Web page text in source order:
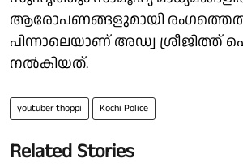
ആരോപണങ്ങളുമായി
പിന്നാലെയാണ് അഡ്വ ശ്രീജിത്ത്
നൽകിയത്.
youtuber thoppi Kochi Police
Related Stories